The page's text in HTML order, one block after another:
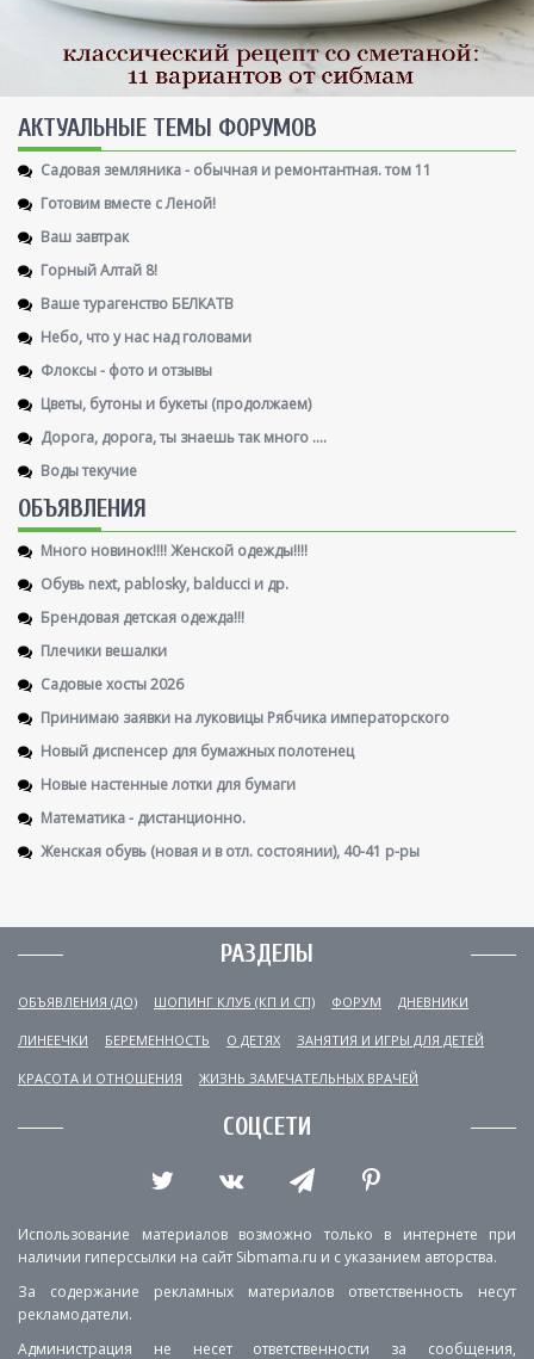
AКТУАЛЬНЫЕ ТЕМЫ ФОРУМОВ
Садовая земляника - обычная и ремонтантная. том 11
Готовим вместе с Леной!
Ваш завтрак
Горный Алтай 8!
Ваше турагенство БЕЛКАТВ
Небо, что у нас над головами
Флоксы - фото и отзывы
Цветы, бутоны и букеты (продолжаем)
Дорога, дорога, ты знаешь так много ....
Воды текучие
ОБЪЯВЛЕНИЯ
Много новинок!!!! Женской одежды!!!!
Обувь next, pablosky, balducci и др.
Брендовая детская одежда!!!
Плечики вешалки
Садовые хосты 2026
Принимаю заявки на луковицы Рябчика императорского
Новый диспенсер для бумажных полотенец
Новые настенные лотки для бумаги
Математика - дистанционно.
Женская обувь (новая и в отл. состоянии), 40-41 р-ры
РАЗДЕЛЫ
ОБЪЯВЛЕНИЯ (ДО) ШОПИНГ КЛУБ (КП И СП) ФОРУМ ДНЕВНИКИ
ЛИНЕЕЧКИ БЕРЕМЕННОСТЬ О ДЕТЯХ ЗАНЯТИЯ И ИГРЫ ДЛЯ ДЕТЕЙ
КРАСОТА И ОТНОШЕНИЯ ЖИЗНЬ ЗАМЕЧАТЕЛЬНЫХ ВРАЧЕЙ
СОЦСЕТИ
Использование материалов возможно только в интернете при
наличии гиперссылки на сайт Sibmama.ru и с указанием авторства.
За содержание рекламных материалов ответственность несут
рекламодатели.
Администрация не несет ответственности за сообщения,